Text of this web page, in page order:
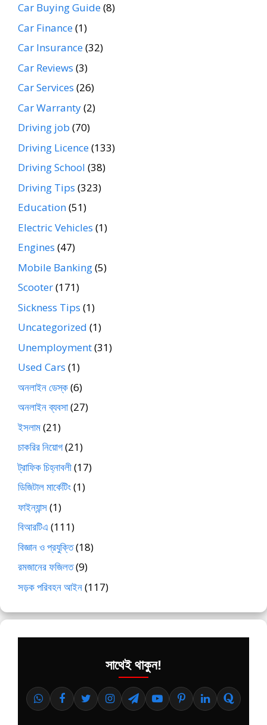
Car Buying Guide(8)
Car Finance(1)
Car Insurance(32)
Car Reviews (3)
Car Services (26)
Car Warranty(2)
Driving job (70)
Driving Licence(133)
Driving School (38)
Driving Tips (323)
Education(51)
Electric Vehicles (1)
Engines (47)
Mobile Banking(5)
Scooter(171)
Sickness Tips (1)
Uncategorized (1)
Unemployment(31)
Used Cars (1)
অনলাইন ডেস্ক(6)
অনলাইন ব্যবসা(27)
ইসলাম(21)
চাকরির নিয়োগ(21)
ট্রাফিক চিহ্নাবলী(17)
ডিজিটাল মার্কেটিং(1)
ফাইন্যান্স(1)
বিআরটিএ (111)
বিজ্ঞান ও প্রযুক্তি(18)
রমজানের ফজিলত(9)
সড়ক পরিবহন আইন(117)
সাথেই থাকুন!